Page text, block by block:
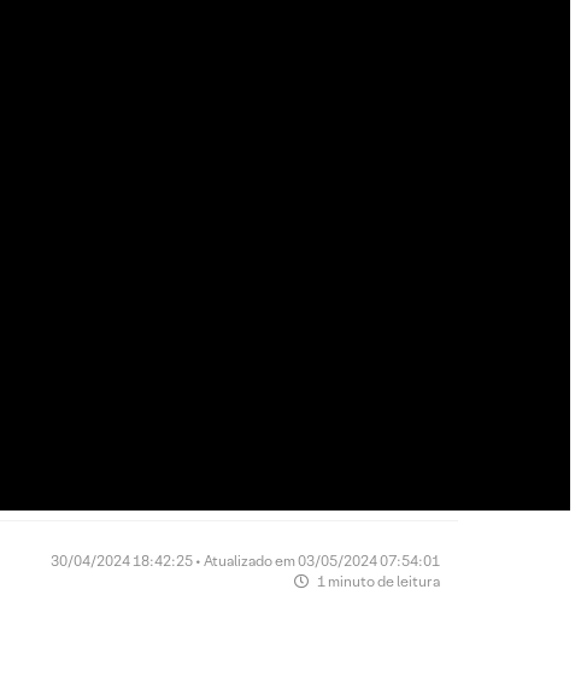
30/04/2024 18:42:25 • Atualizado em 03/05/2024 07:54:01
1 minuto de leitura